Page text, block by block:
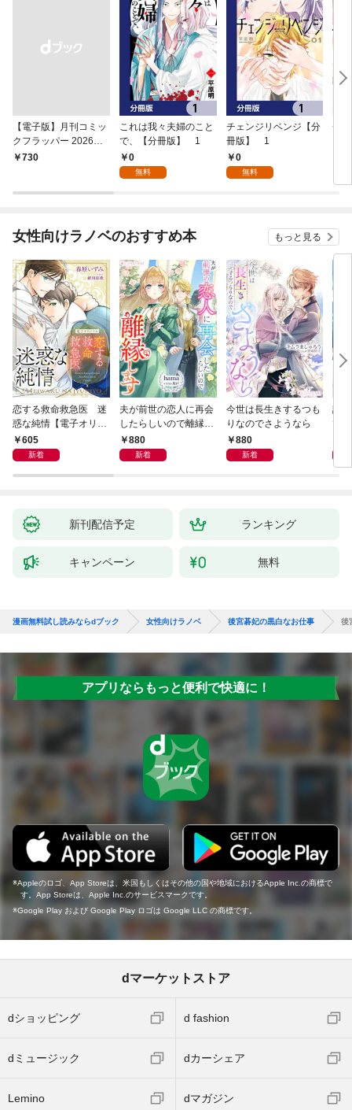
【電子版】月刊コミッ
クフラッパー 2026年9
月号
￥730
これは我々夫婦のこと
で、【分冊版】 1
0
無料
チェンジリベンジ【分
冊版】 1
0
無料
チ
女性向けラノベのおすすめ本 もっと見る
恋する救命救急医 迷
惑な純情【電子オリジ
ナル】
605
新着
夫が前世の恋人に再会
したらしいので離縁し
ます880
新着
今世は長生きするつも
りなのでさようなら
880
新着
話
で
新刊配信予定 ランキング
キャンペーン 無料
漫画無料試し読みならdブック 女性向けラノベ 後宮碁妃の黒白なお仕事 後
アプリならもっと便利で快適に！
Appleのロゴ、App Storeは、米国もしくはその他の国や地域におけるApple Inc.の商標で
す。App Storeは、Apple Inc.のサービスマークです。
Google Play および Google Play ロゴは Google LLC の商標です。
dマーケットストア
dショッピング d fashion
dミュージック dカーシェア
Lemino dマガジン